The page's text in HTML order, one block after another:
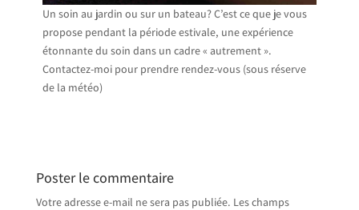
Un soin au jardin ou sur un bateau? C’est ce que je vous
propose pendant la période estivale, une expérience
étonnante du soin dans un cadre « autrement ».
Contactez-moi pour prendre rendez-vous (sous réserve
de la météo)
Poster le commentaire
Votre adresse e-mail ne sera pas publiée. Les champs